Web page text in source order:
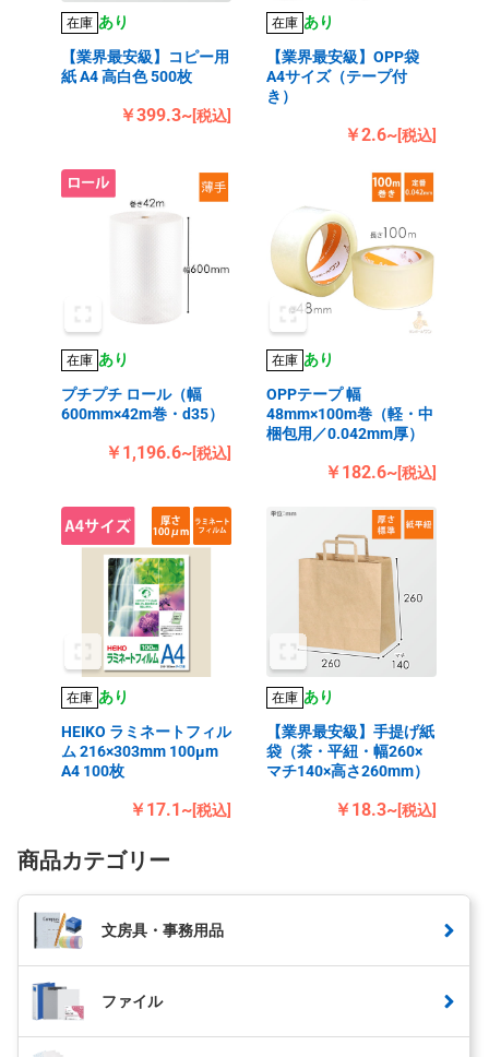
在庫 あり
【業界最安級】コピー用
紙 A4 高白色 500枚
￥399.3~[税込]
在庫 あり
【業界最安級】OPP袋
A4サイズ（テープ付
き）
￥2.6~[税込]
在庫 あり
プチプチ ロール（幅
600mm×42m巻・d35）
￥1,196.6~[税込]
在庫 あり
OPPテープ 幅
48mm×100m巻（軽・中
梱包用／0.042mm厚）
￥182.6~[税込]
在庫 あり
HEIKO ラミネートフィル
ム 216×303mm 100μm
A4 100枚
￥17.1~[税込]
在庫 あり
【業界最安級】手提げ紙
袋（茶・平紐・幅260×
マチ140×高さ260mm）
￥18.3~[税込]
商品カテゴリー
文房具・事務用品
ファイル